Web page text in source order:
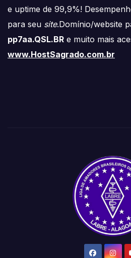
e uptime de 99,9%!
para seu site.Domínio/website
pp7aa.QSL.BR e muito mais
www.HostSagrado.com.br